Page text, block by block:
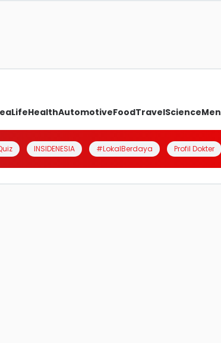
LifeHealthAutomotiveFoodTravelScienceMen
INSIDENESIA #LokalBerdaya Profil Dokter